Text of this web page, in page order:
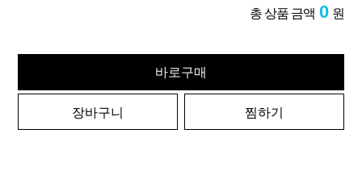
총 상품 금액 0 원
바로구매
장바구니 찜하기